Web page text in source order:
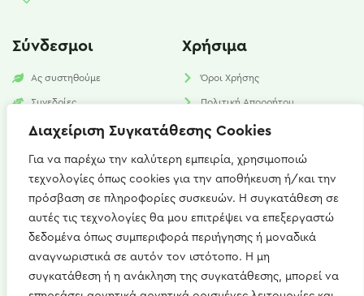
Διαχείριση Συγκατάθεσης Cookies
Για να παρέχω την καλύτερη εμπειρία, χρησιμοποιώ
τεχνολογίες όπως cookies για την αποθήκευση ή/και την
πρόσβαση σε πληροφορίες συσκευών. Η συγκατάθεση σε
αυτές τις τεχνολογίες θα μου επιτρέψει να επεξεργαστώ
δεδομένα όπως συμπεριφορά περιήγησης ή μοναδικά
αναγνωριστικά σε αυτόν τον ιστότοπο. Η μη
συγκατάθεση ή η ανάκληση της συγκατάθεσης, μπορεί να
Σύνδεσμοι
Ας συστηθούμε
Συνεδρίες
Υπηρεσίες
Χρήσιμα
Όροι Χρήσης
Πολιτική Απορρήτου
Πολιτική Cookies​
Επικοινωνία
Καισαρείας 15, Αθήνα 115 27
+(30) 697 667 1746
artemis.zerdeli@gmail.com